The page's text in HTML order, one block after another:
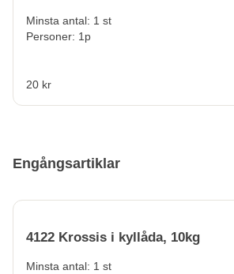
Minsta antal: 1 st
Personer: 1p
20 kr
Engångsartiklar
4122 Krossis i kyllåda, 10kg
Minsta antal: 1 st